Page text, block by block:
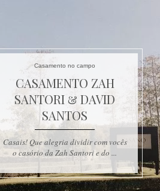
Casamento no campo
CASAMENTO ZAH
SANTORI & DAVID
SANTOS
Casais! Que alegria dividir com vocês
o casório da Zah Santori e do ...